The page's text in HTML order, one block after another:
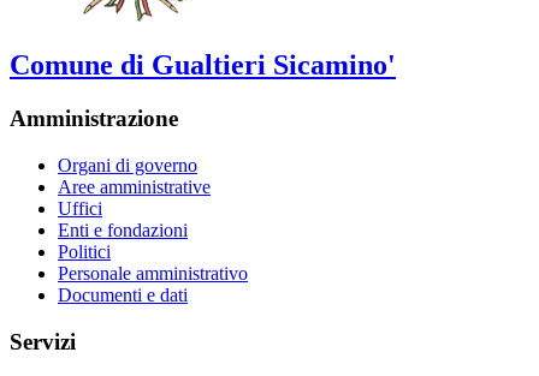
Comune di Gualtieri Sicamino'
Amministrazione
Organi di governo
Aree amministrative
Uffici
Enti e fondazioni
Politici
Personale amministrativo
Documenti e dati
Servizi